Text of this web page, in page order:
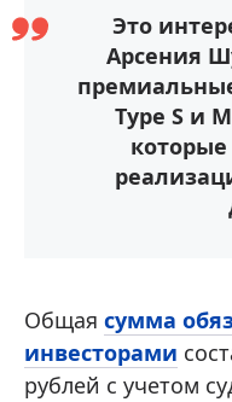
Это
Арсения
Type S и
Общая сумма
инвесторами
рублей с учетом